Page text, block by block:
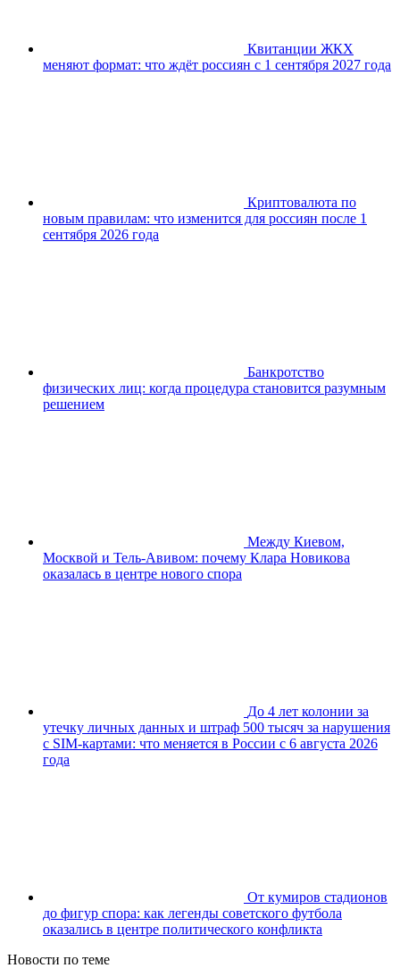
Квитанции ЖКХ
меняют формат: что ждёт россиян с 1 сентября 2027 года
Криптовалюта по
новым правилам: что изменится для россиян после 1
сентября 2026 года
Банкротство
физических лиц: когда процедура становится разумным
решением
Между Киевом,
Москвой и Тель-Авивом: почему Клара Новикова
оказалась в центре нового спора
До 4 лет колонии за
утечку личных данных и штраф 500 тысяч за нарушения
с SIM-картами: что меняется в России с 6 августа 2026
года
От кумиров стадионов
до фигур спора: как легенды советского футбола
оказались в центре политического конфликта
Новости по теме